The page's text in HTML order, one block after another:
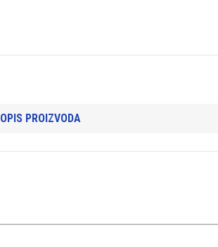
OPIS PROIZVODA